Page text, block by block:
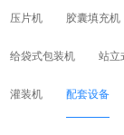
压片机 胶囊填充机
给袋式包装机 站立
灌装机 配套设备